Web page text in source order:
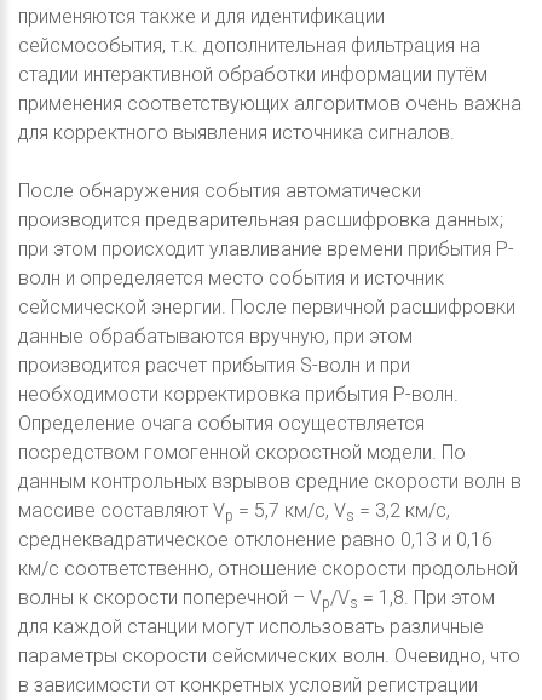
применяются также и для идентификации
сейсмособытия, т.к. дополнительная фильтрация на
стадии интерактивной обработки информации путём
применения соответствующих алгоритмов очень важна
для корректного выявления источника сигналов.
После обнаружения события автоматически
производится предварительная расшифровка данных;
при этом происходит улавливание времени прибытия P-
волн и определяется место события и источник
сейсмической энергии. После первичной расшифровки
данные обрабатываются вручную, при этом
производится расчет прибытия S-волн и при
необходимости корректировка прибытия P-волн.
Определение очага события осуществляется
посредством гомогенной скоростной модели. По
данным контрольных взрывов средние скорости волн в
массиве составляют Vp = 5,7 км/с, Vs = 3,2 км/с,
среднеквадратическое отклонение равно 0,13 и 0,16
км/с соответственно, отношение скорости продольной
волны к скорости поперечной – Vp/Vs = 1,8. При этом
для каждой станции могут использовать различные
параметры скорости сейсмических волн. Очевидно, что
в зависимости от конкретных условий регистрации